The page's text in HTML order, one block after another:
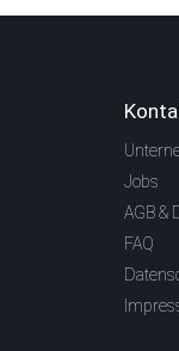
Jobs
AGB &
FAQ